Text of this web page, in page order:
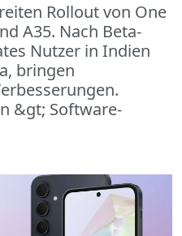
Rollout von One
A35. Nach Beta-
Nutzer in Indien
bringen
&gt; Software-